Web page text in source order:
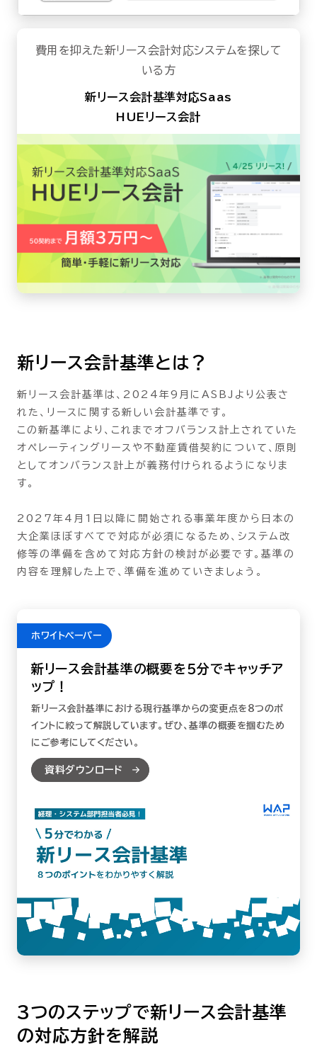
費用を抑えた新リース会計対応システムを探して
いる方
新リース会計基準対応Saas
HUEリース会計
新リース会計基準とは？
新リース会計基準は、2024年9月にASBJより公表さ
れた、リースに関する新しい会計基準です。
この新基準により、これまでオフバランス計上されていた
オペレーティングリースや不動産賃借契約について、原則
としてオンバランス計上が義務付けられるようになりま
す。
2027年4月1日以降に開始される事業年度から日本の
大企業ほぼすべてで対応が必須になるため、システム改
修等の準備を含めて対応方針の検討が必要です。基準の
内容を理解した上で、準備を進めていきましょう。
ホワイトペーパー
新リース会計基準の概要を５分でキャッチア
ップ！
新リース会計基準における現行基準からの変更点を８つのポ
イントに絞って解説しています。ぜひ、基準の概要を掴むため
にご参考にしてください。
資料ダウンロード
3つのステップで新リース会計基準
の対応方針を解説